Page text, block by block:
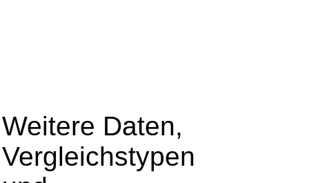
Weitere Daten,
Vergleichstypen